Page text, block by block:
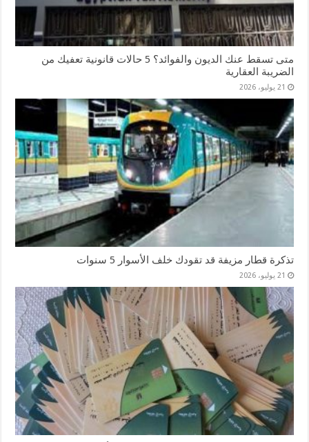
متى تسقط عنك الديون والفوائد؟ 5 حالات قانونية تعفيك من
الضريبة العقارية
21 يوليو، 2026
تذكرة قطار مزيفة قد تقودك خلف الأسوار 5 سنوات
21 يوليو، 2026